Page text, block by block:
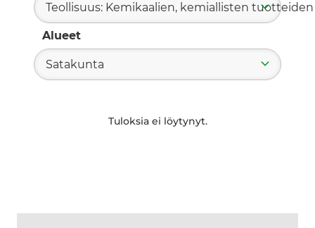
Teollisuus: Kemikaalien, kemiallisten
Alueet
Satakunta
Tuloksia ei löytynyt.